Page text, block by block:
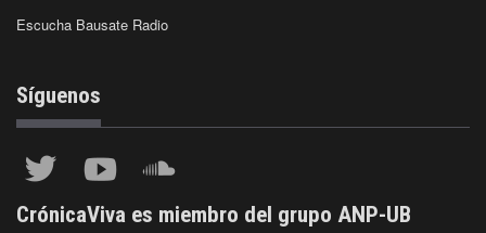
Escucha Bausate Radio
Síguenos
CrónicaViva es miembro del grupo ANP-UB